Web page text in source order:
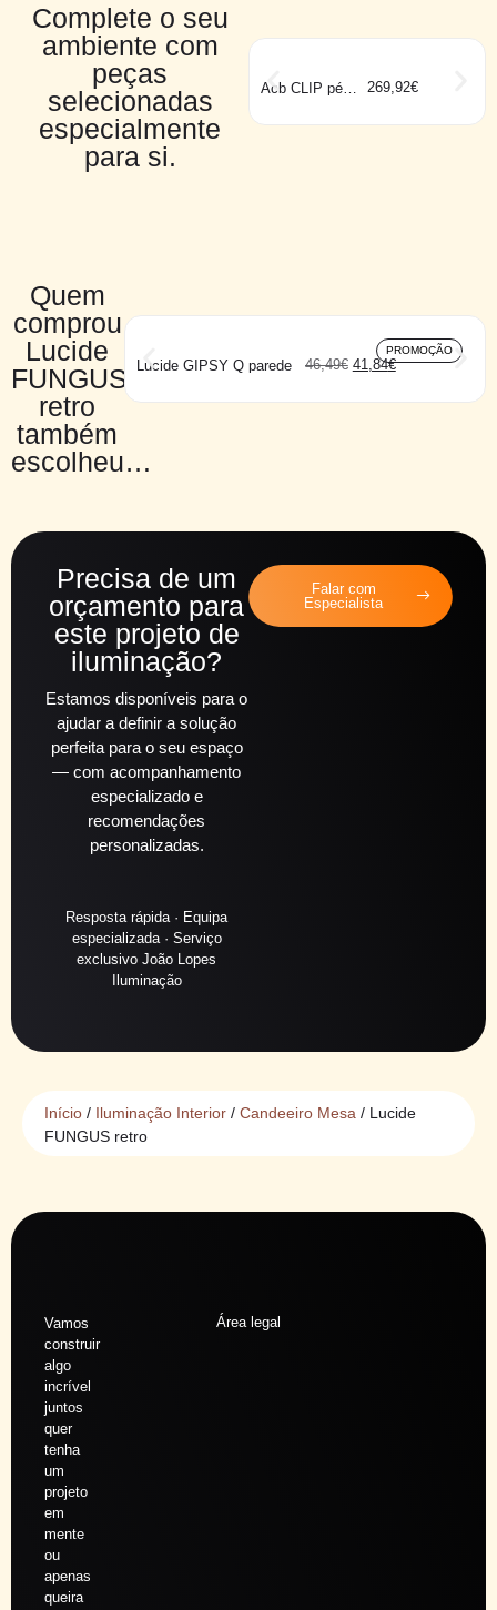
Complete o seu
ambiente com
peças
selecionadas
especialmente
para si.
Acb CLIP pé
269,92€
Quem
comprou
Lucide
FUNGUS
retro
também
escolheu…
PROMOÇÃO
Lucide GIPSY Q parede 46,49€ 41,84€
Precisa de um
orçamento para
este projeto de
iluminação?
Estamos disponíveis para o
ajudar a definir a solução
perfeita para o seu espaço
— com acompanhamento
especializado e
recomendações
personalizadas.
Resposta rápida · Equipa
especializada · Serviço
exclusivo João Lopes
Iluminação
Falar com
Especialista
Início / Iluminação Interior / Candeeiro Mesa / Lucide
FUNGUS retro
Vamos
construir
algo
incrível
juntos
quer
tenha
um
projeto
em
mente
ou
apenas
queira
Área legal